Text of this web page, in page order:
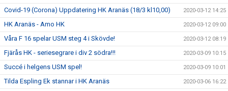
Covid-19 (Corona) Uppdatering HK Aranäs (18/3 kl10,00) 2020-03-12 14:25
HK Aranäs - Amo HK 2020-03-12 09:00
Våra F 16 spelar USM steg 4 i Skövde! 2020-03-12 08:19
Fjärås HK - seriesegrare i div 2 södra!!! 2020-03-09 10:15
Succé i helgens USM spel! 2020-03-09 10:01
Tilda Espling Ek stannar i HK Aranäs 2020-03-06 16:22